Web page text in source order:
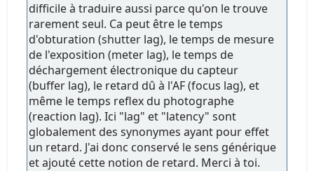
difficile à traduire aussi parce qu'on le trouve
rarement seul. Ca peut être le temps
d'obturation (shutter lag), le temps de mesure
de l'exposition (meter lag), le temps de
déchargement électronique du capteur
(buffer lag), le retard dû à l'AF (focus lag), et
même le temps reflex du photographe
(reaction lag). Ici "lag" et "latency" sont
globalement des synonymes ayant pour effet
un retard. J'ai donc conservé le sens générique
et ajouté cette notion de retard. Merci à toi.